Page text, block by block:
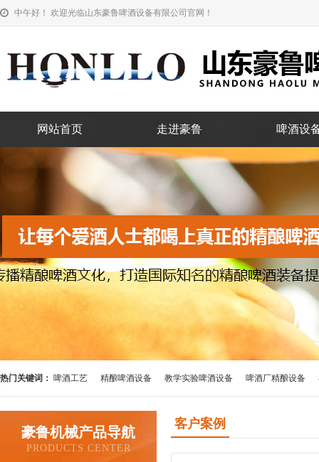
中午好！ 欢迎光临山东豪鲁啤酒设备有限公司官网！
网站首页 走进豪鲁 啤酒设
热门关键词： 啤酒工艺 精酿啤酒设备 教学实验啤酒设备 啤酒厂精酿设备
豪鲁机械产品导航
PRODUCTS CENTER
客户案例